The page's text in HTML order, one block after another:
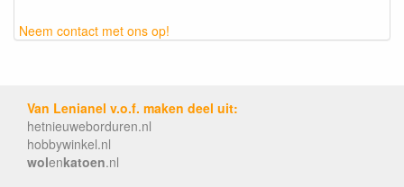
Neem contact met ons op!
Van Lenianel v.o.f. maken deel uit:
hetnieuweborduren.nl
hobbywinkel.nl
wolenkatoen.nl